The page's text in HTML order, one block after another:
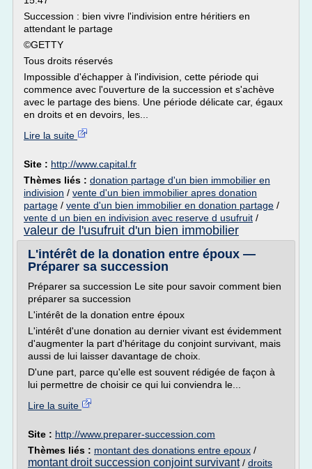
Succession : bien vivre l'indivision entre héritiers en
attendant le partage
©GETTY
Tous droits réservés
Impossible d'échapper à l'indivision, cette période qui
commence avec l'ouverture de la succession et s'achève
avec le partage des biens. Une période délicate car, égaux
en droits et en devoirs, les...
Lire la suite
Site : http://www.capital.fr
Thèmes liés : donation partage d'un bien immobilier en
indivision / vente d'un bien immobilier apres donation
partage / vente d'un bien immobilier en donation partage /
vente d un bien en indivision avec reserve d usufruit /
valeur de l'usufruit d'un bien immobilier
L'intérêt de la donation entre époux —
Préparer sa succession
Préparer sa succession Le site pour savoir comment bien
préparer sa succession
L'intérêt de la donation entre époux
L'intérêt d'une donation au dernier vivant est évidemment
d'augmen­ter la part d'héritage du conjoint survivant, mais
aussi de lui laisser davantage de choix.
D'une part, parce qu'elle est souvent rédigée de façon à
lui permettre de choisir ce qui lui conviendra le...
Lire la suite
Site : http://www.preparer-succession.com
Thèmes liés : montant des donations entre epoux /
montant droit succession conjoint survivant/ droits